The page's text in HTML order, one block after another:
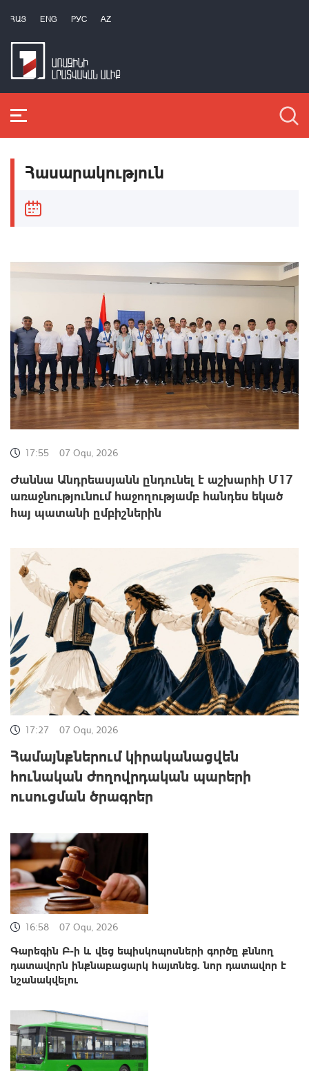
ՀԱՅ ENG РУС AZ
Հասարակություն
17:55 07 Օգս, 2026
Ժաննա Անդրեասյանն ընդունել է աշխարհի Մ17
առաջնությունում հաջողությամբ հանդես եկած
հայ պատանի ըմբիշներին
17:27 07 Օգս, 2026
Համայնքներում կիրականացվեն
հունական ժողովրդական պարերի
ուսուցման ծրագրեր
16:58 07 Օգս, 2026
Գարեգին Բ-ի և վեց եպիսկոպոսների գործը քննող
դատավորն ինքնաբացարկ հայտնեց. նոր դատավոր է
նշանակվելու